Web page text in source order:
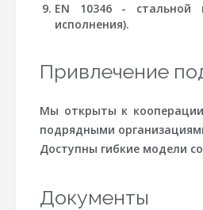
EN 10346 - стальной
исполнения).
Привлечение
Мы открыты к кооперации
подрядными
Доступны гибкие модели
Документы